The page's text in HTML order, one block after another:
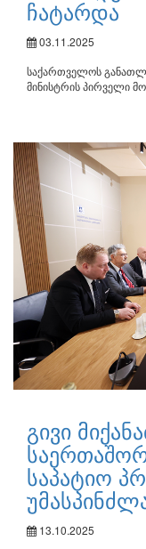
ჩატარდა
03.11.2025
საქართველოს
მინისტრის პირველი
გივი
საპატიო
13.10.2025